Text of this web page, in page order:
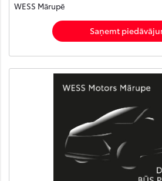
WESS Mārupē
Saņemt